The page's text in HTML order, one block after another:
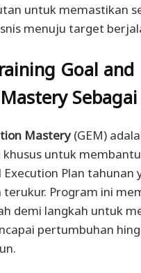
untuk memastikan
menuju target
Goal and
Mastery(GEM)
untuk
Execution Plan tahunan
Program ini
demi langkah untuk
pertumbuhan